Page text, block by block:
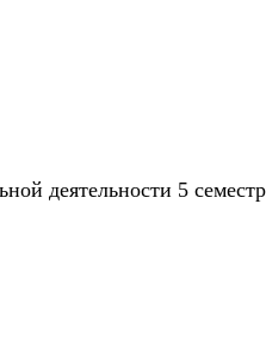
деятельности 5